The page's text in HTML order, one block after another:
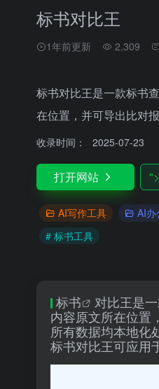
标书对比王
1年前更新 2,309
标书对比王是一款标书
在位置，并可导出比对报
收录时间： 2025-07-23
打开网站 ">
AI写作工具 AI办
# 标书工具
标书 对比王是
内容原文所在位置
所有数据均本地化
标书对比王可应用